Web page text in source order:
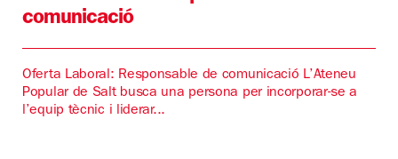
comunicació
Oferta Laboral: Responsable de comunicació L’Ateneu
Popular de Salt busca una persona per incorporar-se a
l’equip tècnic i liderar...